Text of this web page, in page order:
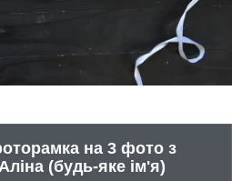
на 3 фото з
(будь-яке ім'я)